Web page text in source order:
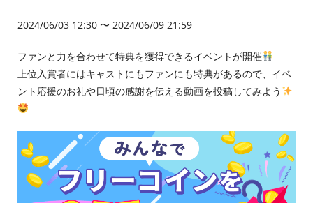
2024/06/03 12:30 〜 2024/06/09 21:59
ファンと力を合わせて特典を獲得できるイベントが開催
上位入賞者にはキャストにもファンにも特典があるので、イベ
ント応援のお礼や日頃の感謝を伝える動画を投稿してみよう